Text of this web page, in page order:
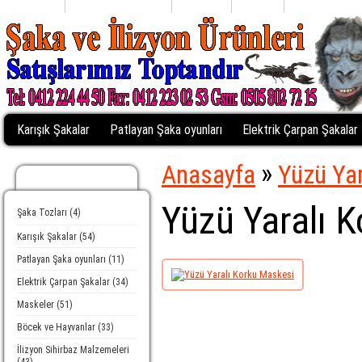
Karışık Şakalar Patlayan Şaka oyunları Elektrik Çarpan Şakalar
Şaka Tozları (4)
Karışık Şakalar (54)
Patlayan Şaka oyunları (11)
Elektrik Çarpan Şakalar (34)
Maskeler (51)
Böcek ve Hayvanlar (33)
İlizyon Sihirbaz Malzemeleri
Anasayfa » Yüzü
Yüzü Yaralı